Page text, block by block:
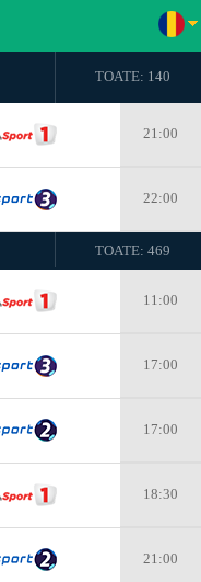
TOATE: 140
21:00
22:00
TOATE: 469
11:00
17:00
17:00
18:30
21:00